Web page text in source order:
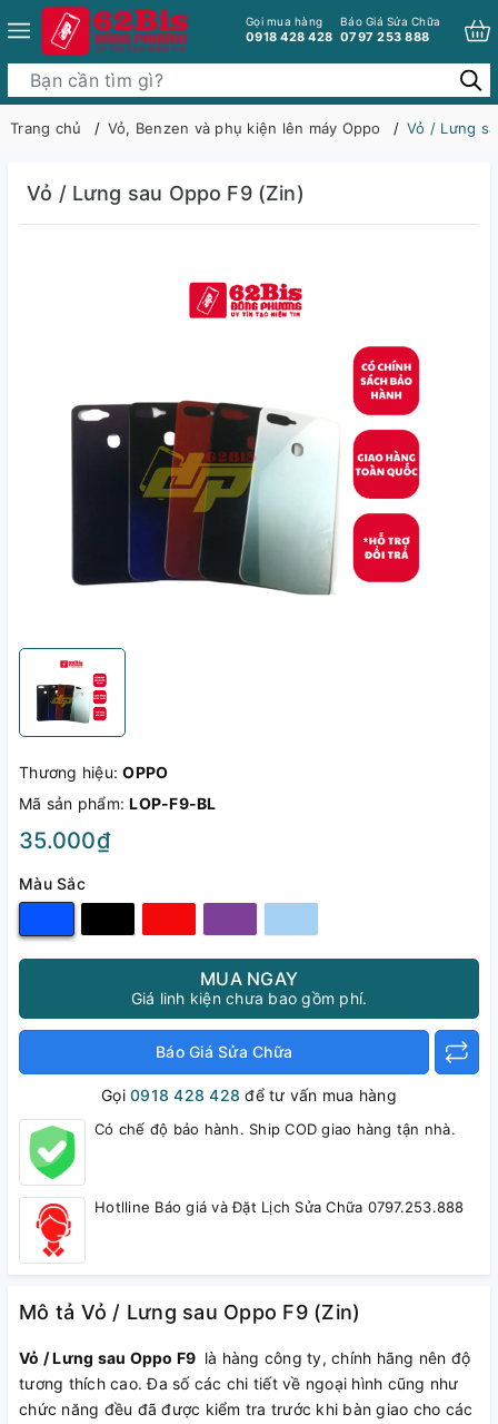
Gọi mua hàng
0918 428 428
Báo Giá Sửa Chữa
0797 253 888
Trang chủ Vỏ, Benzen và phụ kiện lên máy Oppo Vỏ / Lưng
Vỏ / Lưng sau Oppo F9 (Zin)
Thương hiệu:OPPO
Mã sản phẩm:LOP-F9-BL
35.000₫
Màu Sắc
MUA NGAY
Giá linh kiện chưa bao gồm phí.
Báo Giá Sửa Chữa
Gọi0918 428 428 để tư vấn mua hàng
Có chế độ bảo hành. Ship COD giao hàng tận nhà.
Hotlline Báo giá và Đặt Lịch Sửa Chữa 0797.253.888
Mô tả Vỏ / Lưng sau Oppo F9 (Zin)
Vỏ / Lưng sau Oppo F9 là hàng công ty, chính hãng nên độ
tương thích cao. Đa số các chi tiết về ngoại hình cũng như
chức năng đều đã được kiểm tra trước khi bàn giao cho các